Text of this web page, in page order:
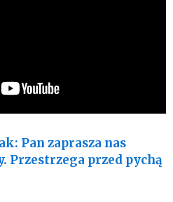
Pan zaprasza nas
Przestrzega przed pychą